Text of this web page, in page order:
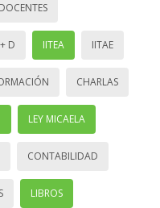
D IITEA IITAE
CHARLAS
LEY MICAELA
CONTABILIDAD
LIBROS